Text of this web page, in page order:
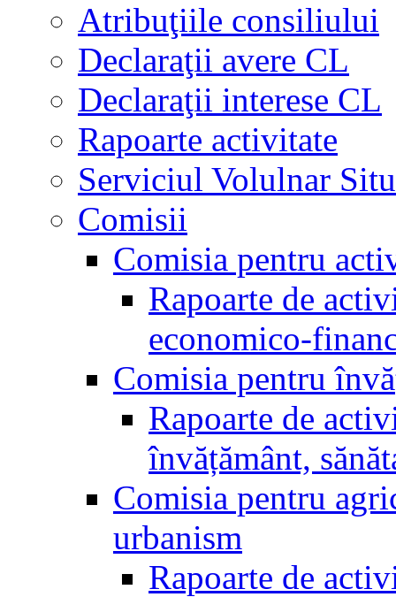
Atribuţiile consiliului
Declaraţii avere CL
Declaraţii interese CL
Rapoarte activitate
Serviciul Volulnar
Comisii
Comisia pentru
Rapoarte de
economico-
Comisia pentru
Rapoarte de
învățământ,
Comisia pentru
urbanism
Rapoarte de